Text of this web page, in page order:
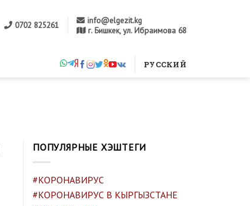
0702 825261
info@elgezit.kg
г. Бишкек, ул. Ибраимова 68
РУССКИЙ
ПОПУЛЯРНЫЕ ХЭШТЕГИ
#КОРОНАВИРУС
#КОРОНАВИРУС В КЫРГЫЗСТАНЕ